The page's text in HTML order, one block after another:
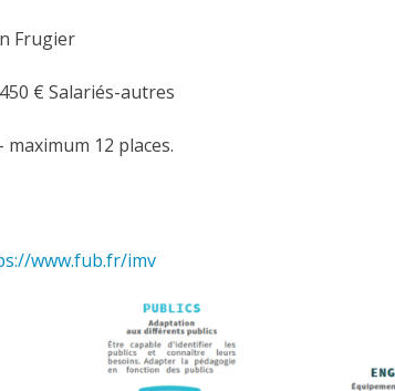
Frugier
€ Salariés-autres
maximum 12 places.
www.fub.fr/imv